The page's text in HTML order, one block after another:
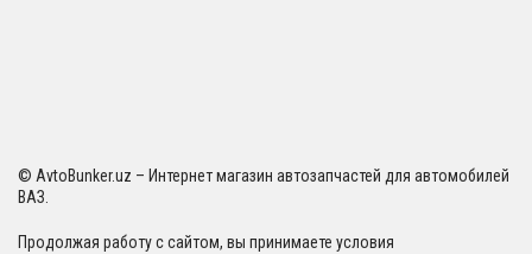
© AvtoBunker.uz – Интернет магазин автозапчастей для автомобилей
ВАЗ.
Продолжая работу с сайтом, вы принимаете условия